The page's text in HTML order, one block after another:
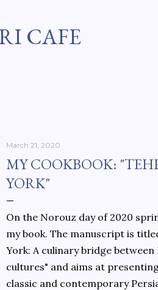
CAFE
March 21, 2020
MY COOKBOOK:
YORK"
On the Norouz day of 2020
my book. The manuscript is
York: A culinary bridge
cultures" and aims at
classic and contemporary